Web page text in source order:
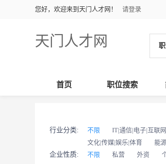
您好，欢迎来到天门人才网！ 请登录
天门人才网
首页 职位搜索
行业分类: 不限 IT|通信|电子|互联网
文化|传媒|娱乐|体育
能
企业性质:
不限 私营 外资